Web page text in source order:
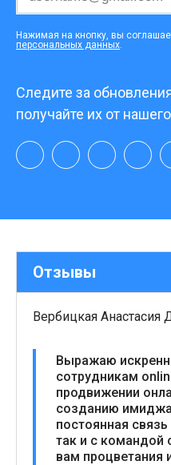
Нажимая на кнопку, вы
персональных данных.
Следите за
получайте их от
Отзывы
Вербицкая Анастасия
Выражаю
сотрудникам
продвижении
созданию
постоянная
так и с командой
вам процветания